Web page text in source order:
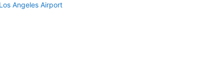
Angeles Airport